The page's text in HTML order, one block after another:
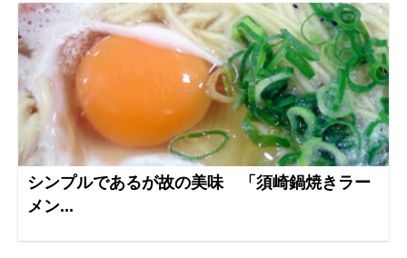
シンプルであるが故の美味 「須崎鍋焼きラー
メン...